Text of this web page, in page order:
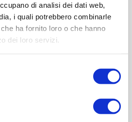
di analisi dei dati web,
i quali potrebbero combinarle
ha fornito loro o che hanno
dei loro servizi.
ACQUISTA